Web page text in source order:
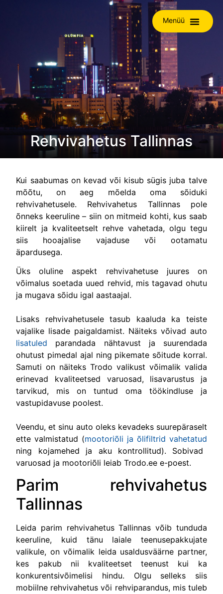
Menüü
Rehvivahetus Tallinnas
Kui saabumas on kevad või kisub sügis juba talve
mõõtu, on aeg mõelda oma sõiduki
rehvivahetusele. Rehvivahetus Tallinnas pole
õnneks keeruline – siin on mitmeid kohti, kus saab
kiirelt ja kvaliteetselt rehve vahetada, olgu tegu
siis hooajalise vajaduse või ootamatu
äpardusega.
Üks oluline aspekt rehvivahetuse juures on
võimalus soetada uued rehvid, mis tagavad ohutu
ja mugava sõidu igal aastaajal.
Lisaks rehvivahetusele tasub kaaluda ka teiste
vajalike lisade paigaldamist. Näiteks võivad auto
lisatuled parandada nähtavust ja suurendada
ohutust pimedal ajal ning pikemate sõitude korral.
Samuti on näiteks Trodo valikust võimalik valida
erinevad kvaliteetsed varuosad, lisavarustus ja
tarvikud, mis on tuntud oma töökindluse ja
vastupidavuse poolest.
Veendu, et sinu auto oleks kevadeks suurepäraselt
ette valmistatud (mootoriõli ja õlifiltrid vahetatud
ning kojamehed ja aku kontrollitud). Sobivad
varuosad ja mootoriõli leiab Trodo.ee e-poest.
Parim rehvivahetus
Tallinnas
Leida parim rehvivahetus Tallinnas võib tunduda
keeruline, kuid tänu laiale teenusepakkujate
valikule, on võimalik leida usaldusväärne partner,
kes pakub nii kvaliteetset teenust kui ka
konkurentsivõimelisi hindu. Olgu selleks siis
mobiilne rehvivahetus või rehviparandus, mis tuleb